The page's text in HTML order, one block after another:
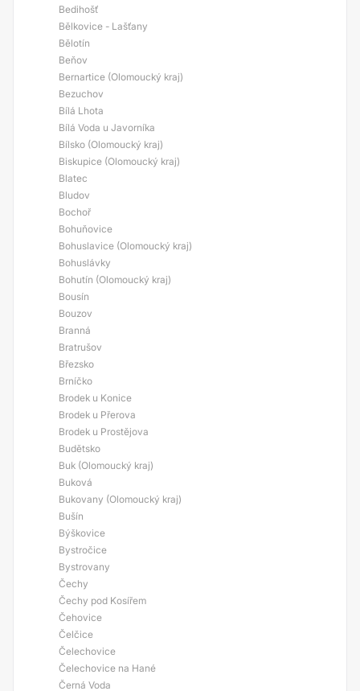
Bedihošť
Bělkovice - Lašťany
Bělotín
Beňov
Bernartice (Olomoucký kraj)
Bezuchov
Bílá Lhota
Bílá Voda u Javorníka
Bílsko (Olomoucký kraj)
Biskupice (Olomoucký kraj)
Blatec
Bludov
Bochoř
Bohuňovice
Bohuslavice (Olomoucký kraj)
Bohuslávky
Bohutín (Olomoucký kraj)
Bousín
Bouzov
Branná
Bratrušov
Březsko
Brníčko
Brodek u Konice
Brodek u Přerova
Brodek u Prostějova
Budětsko
Buk (Olomoucký kraj)
Buková
Bukovany (Olomoucký kraj)
Bušín
Býškovice
Bystročice
Bystrovany
Čechy
Čechy pod Kosířem
Čehovice
Čelčice
Čelechovice
Čelechovice na Hané
Černá Voda